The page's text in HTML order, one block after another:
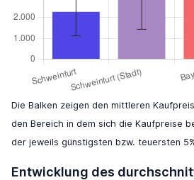
Die Balken zeigen den mittleren
den Bereich in dem sich die Kaufpreise
der jeweils günstigsten bzw. teuersten
Entwicklung des